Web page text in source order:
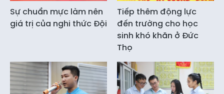
Sự chuẩn mực làm nên
giá trị của nghi thức Đội
Tiếp thêm động lực
đến trường cho học
sinh khó khăn ở Đức
Thọ